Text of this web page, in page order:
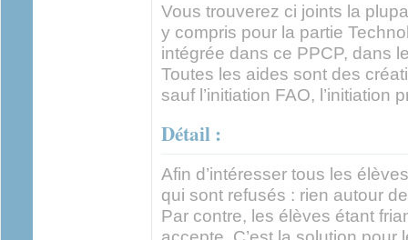
Vous trouverez ci joints la
y compris pour la partie
intégrée dans ce PPCP, dans
Toutes les aides sont des
sauf l’initiation FAO, l’initiation
Détail :
Afin d’intéresser tous les
qui sont refusés : rien autour
Par contre, les élèves étant